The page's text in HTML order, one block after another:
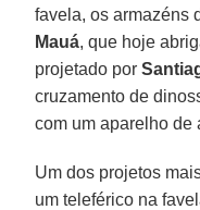
favela, os armazéns
Mauá, que hoje
projetado por
cruzamento de
com um aparelho de
Um dos projetos
um teleférico na